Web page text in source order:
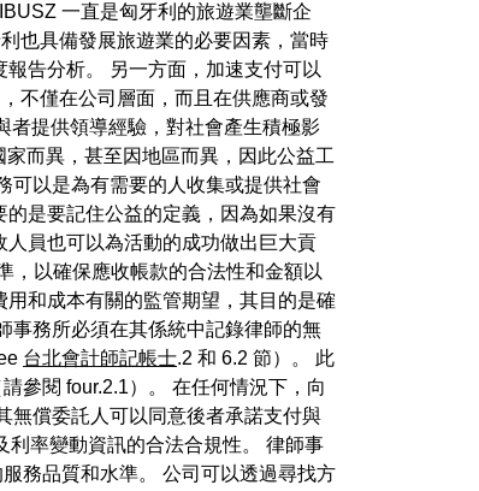
一直是匈牙利的旅遊業壟斷企
也具備發展旅遊業的必要因素，當時
告分析。 另一方面，加速支付可以
不僅在公司層面，而且在供應商或發
者提供領導經驗，對社會產生積極影
而異，甚至因地區而異，因此公益工
可以是為有需要的人收集或提供社會
的是要記住公益的定義，因為如果沒有
員也可以為活動的成功做出巨大貢
，以確保應收帳款的合法性和金額以
和成本有關的監管期望，其目的是確
事務所必須在其係統中記錄律師的無
台北會計師記帳士.2 和 6.2 節）。 此
參閱 four.2.1）。 在任何情況下，向
無償委託人可以同意後者承諾支付與
率變動資訊的合法合規性。 律師事
務品質和水準。 公司可以透過尋找方